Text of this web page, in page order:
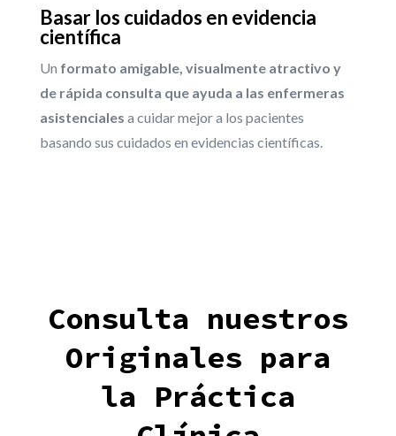
Basar los cuidados en evidencia
científica
Un formato amigable, visualmente atractivo y
de rápida consulta que ayuda a las enfermeras
asistenciales a cuidar mejor a los pacientes
basando sus cuidados en evidencias científicas.
Consulta nuestros
Originales para
la Práctica